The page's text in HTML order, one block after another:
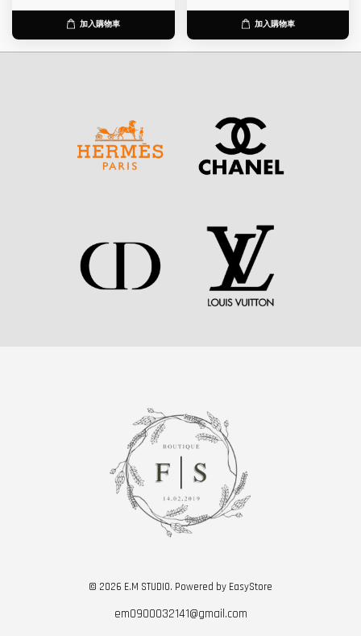
加入購物車 加入購物車
© 2026 E.M STUDIO. Powered by EasyStore
em0900032141@gmail.com